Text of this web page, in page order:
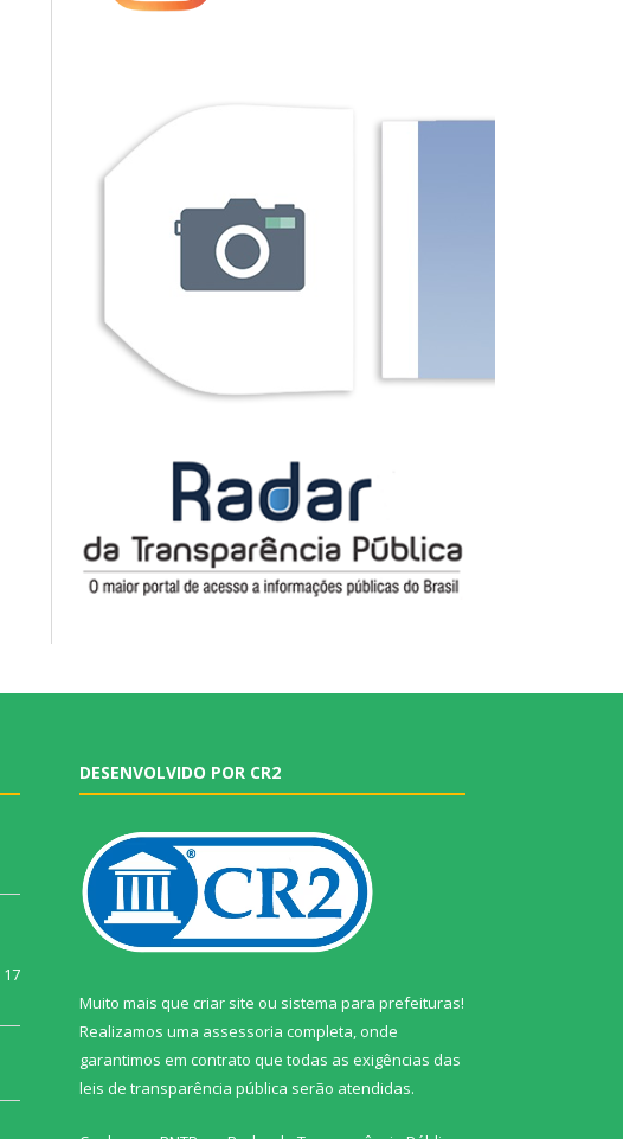
17
DESENVOLVIDO POR CR2
Muito mais que criar site ou sistema para prefeituras!
Realizamos uma assessoria completa, onde
garantimos em contrato que todas as exigências das
leis de transparência pública serão atendidas.